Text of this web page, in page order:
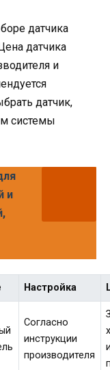
датчика
датчика
и
датчик,
системы
и
Настройка
Согласно
инструкции
производителя